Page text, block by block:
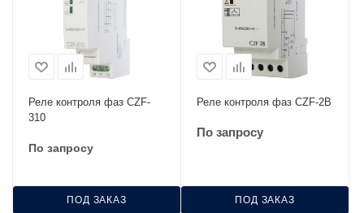
Реле контроля фаз CZF-
310
По запросу
ПОД ЗАКАЗ
Реле контроля фаз CZF-2В
По запросу
ПОД ЗАКАЗ